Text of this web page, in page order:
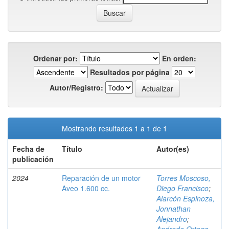
Ordenar por:
En orden:
Resultados por página
Autor/Registro:
Mostrando resultados 1 a 1 de 1
Fecha de
publicación
Título Autor(es)
2024
Reparación de un motor
Aveo 1.600 cc.
Torres Moscoso,
Diego Francisco;
Alarcón Espinoza,
Jonnathan
Alejandro;